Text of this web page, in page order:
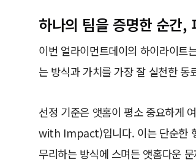
하나의 팀을 증명한 순간,
이번 얼라이먼트데이의 하이라이트
는 방식과 가치를 가장 잘 실천한 동
선정 기준은 앳홈이 평소 중요하
with Impact)입니다. 이는 단순한
무리하는 방식에 스며든 앳홈다운